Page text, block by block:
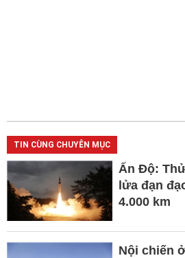
TIN CÙNG CHUYÊN MỤC
Ấn Độ:
lửa đạn
4.000 km
Nội chiến